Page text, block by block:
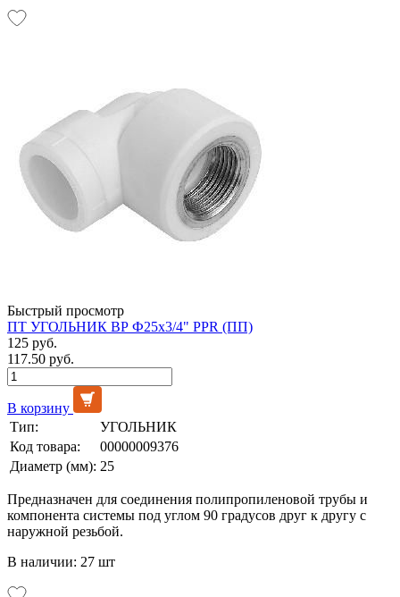
Быстрый просмотр
ПТ УГОЛЬНИК ВР Ф25х3/4" PPR (ПП)
125 руб.
117.50 руб.
В корзину
Тип:
УГОЛЬНИК
Код товара:
00000009376
Диаметр (мм): 25
Предназначен для соединения полипропиленовой трубы и
компонента системы под углом 90 градусов друг к другу с
наружной резьбой.
В наличии: 27 шт